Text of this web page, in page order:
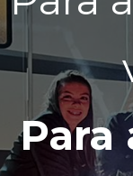
Para